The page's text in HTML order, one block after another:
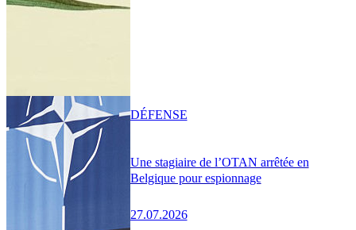
Une stagiaire de l’OTAN arrêtée en
Belgique pour espionnage
27.07.2026
DÉFENSE